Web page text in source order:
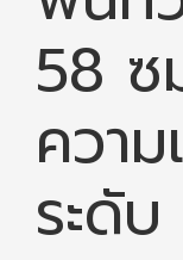
58 ซ
ควา
ระดับ